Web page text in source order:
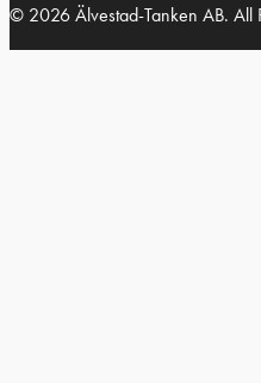
© 2026 Älvestad-Tanken AB. All